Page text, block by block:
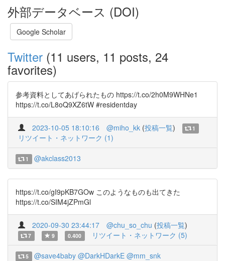
外部データベース (DOI)
Google Scholar
Twitter (11 users, 11 posts, 24
favorites)
参考資料としてあげられたもの https://t.co/2h0M9WHNe1
https://t.co/L8oQ9XZ6tW #residentday
2023-10-05 18:10:16 @miho_kk (投稿一覧) 1
リツイート・ネットワーク (1)
1 @akclass2013
https://t.co/gI9pKB7GOw このようなものも出てきた
https://t.co/SIM4jZPmGl
2020-09-30 23:44:17 @chu_so_chu (投稿一覧)
7 9 0.400 リツイート・ネットワーク (5)
5 @save4baby @DarkHDarkE @mm_snk